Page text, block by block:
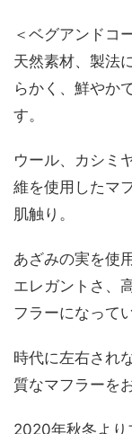
＜ベグアンドコ
天然素材、製法
らかく、鮮やか
す。
ウール、カシミ
維を使用したマ
肌触り。
あざみの実を使
エレガントさ、
フラーになって
時代に左右され
質なマフラーを
2020年秋冬より